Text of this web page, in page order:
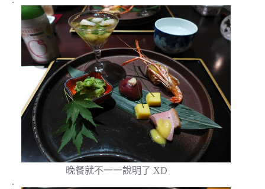
晚餐就不一一說明了 XD
.